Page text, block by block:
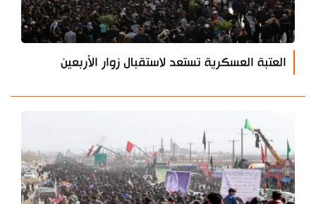
العتبة العسكرية تستعد لاستقبال زوار الأربعين